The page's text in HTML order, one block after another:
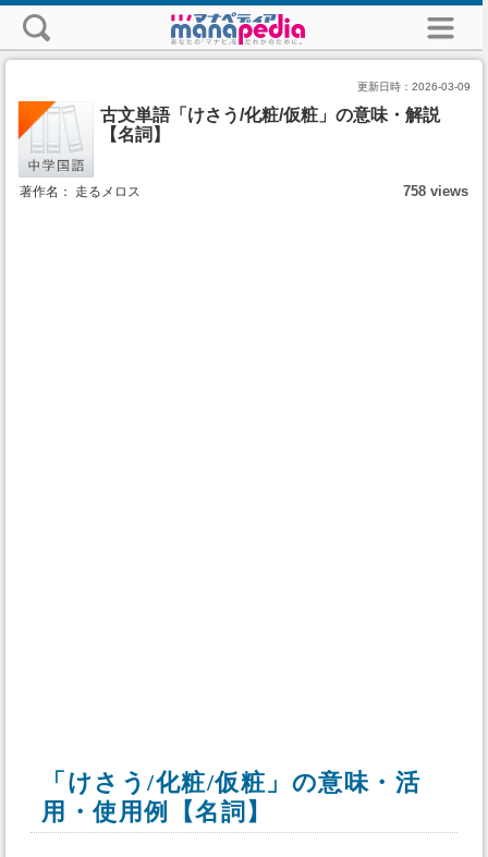
更新日時： 2026-03-09
古文単語「けさう/化粧/仮粧」の意味・解説
【名詞】
著作名： 走るメロス 758 views
「けさう/化粧/仮粧」の意味・活
用・使用例【名詞】